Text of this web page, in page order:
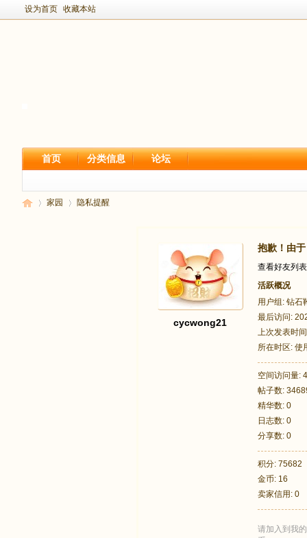
设为首页 收藏本站
首页 分类信息 论坛
家园 隐私提醒
cycwong21
抱歉！由
查看好友列表
活跃概况
用户组: 钻石
最后访问:
上次发表时
所在时区: 使
空间访问量:
帖子数:
精华数: 0
日志数: 0
分享数: 0
积分: 75682
金币: 16
卖家信用: 0
请加入到我